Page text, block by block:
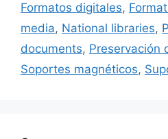
Formatos digitales,
media, National libraries,
documents, Preservación
Soportes magnéticos,